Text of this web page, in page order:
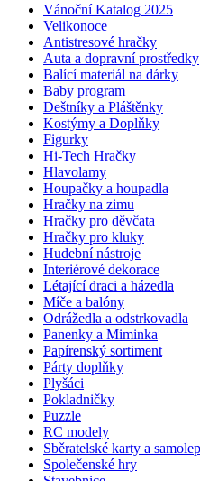
Vánoční Katalog 2025
Velikonoce
Antistresové hračky
Auta a dopravní prostředky
Balící materiál na dárky
Baby program
Deštníky a Pláštěnky
Kostýmy a Doplňky
Figurky
Hi-Tech Hračky
Hlavolamy
Houpačky a houpadla
Hračky na zimu
Hračky pro děvčata
Hračky pro kluky
Hudební nástroje
Interiérové dekorace
Létající draci a házedla
Míče a balóny
Odrážedla a odstrkovadla
Panenky a Miminka
Papírenský sortiment
Párty doplňky
Plyšáci
Pokladničky
Puzzle
RC modely
Sběratelské karty a
Společenské hry